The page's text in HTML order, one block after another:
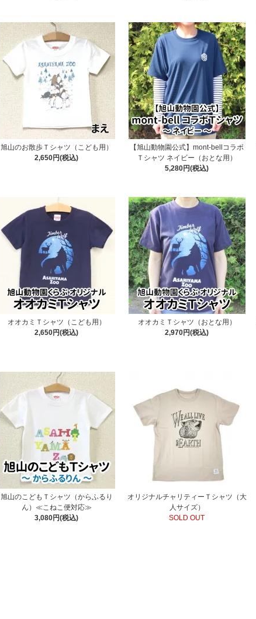
旭山のお散歩Ｔシャツ（こども用）
2,650円(税込)
【旭山動物園公式】mont-bellコラボ
Ｔシャツ ネイビー（おとな用）
5,280円(税込)
オオカミＴシャツ（こども用）
2,650円(税込)
オオカミＴシャツ（おとな用）
2,970円(税込)
旭山のこどもＴシャツ（からふるり
ん）≪こねこ便対応≫
3,080円(税込)
オリジナルチャリティーＴシャツ（大
人サイズ）
SOLD OUT